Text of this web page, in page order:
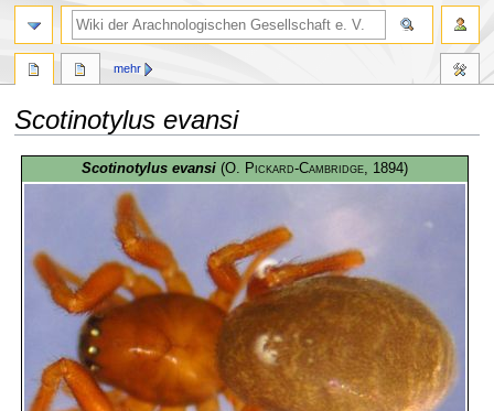
Scotinotylus evansi
Navigation
Suche
Scotinotylus evansi (O. Pickard-Cambridge , 1894)
mehr